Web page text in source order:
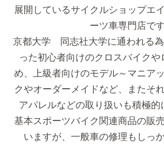
展開しているサイクルショップエ
ーツ車専門店です
京都大学 同志社大学に通われる
った初心者向けのクロスバイクや
め、上級者向けのモデル～マニア
クやオーダーメイドなど、またそ
アパレルなどの取り扱いも積極的
基本スポーツバイク関連商品の販
いますが、一般車の修理もしっ